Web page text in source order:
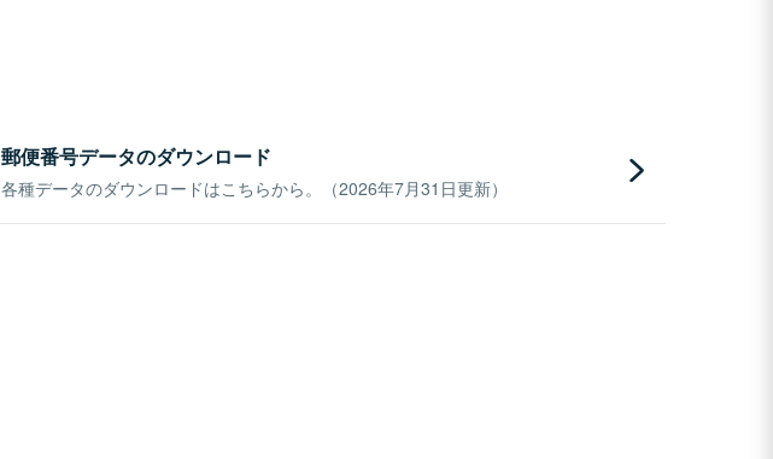
郵便番号データのダウンロード
各種データのダウンロードはこちらから。（2026年7月31日更新）